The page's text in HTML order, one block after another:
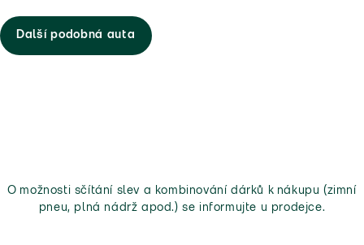
Další podobná auta
O možnosti sčítání slev a kombinování dárků k nákupu (zimní
pneu, plná nádrž apod.) se informujte u prodejce.